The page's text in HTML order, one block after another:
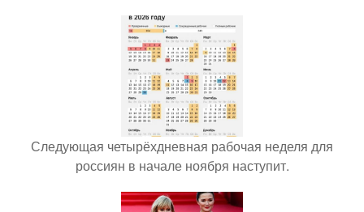
Следующая четырёхдневная рабочая неделя для
россиян в начале ноября наступит.